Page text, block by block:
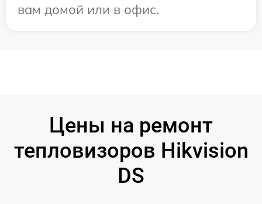
вам домой или в офис.
Цены на ремонт
тепловизоров Hikvision
DS